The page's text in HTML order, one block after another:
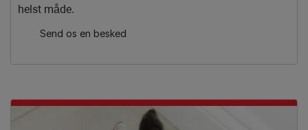
helst måde.
Send os en besked​